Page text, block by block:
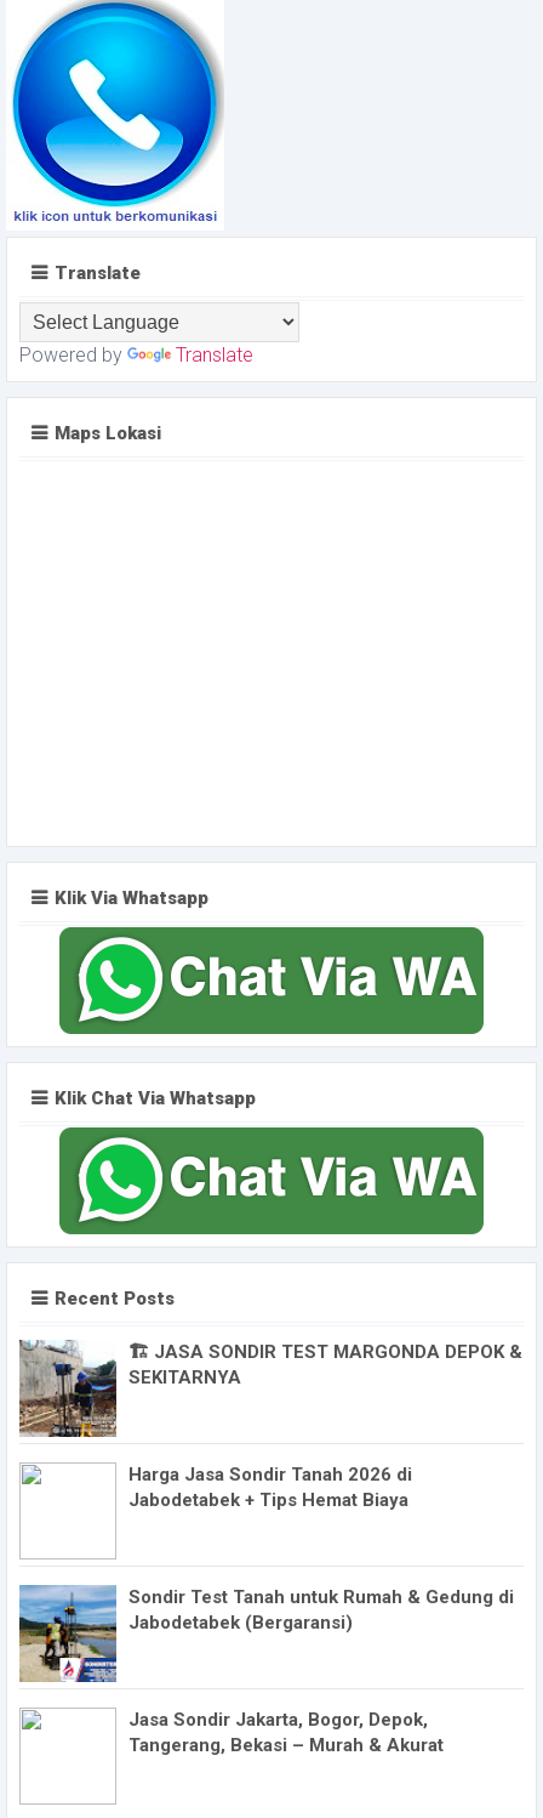
Translate
Powered by Translate
Maps Lokasi
Klik Via Whatsapp
Klik Chat Via Whatsapp
Recent Posts
🏗️ JASA SONDIR TEST MARGONDA DEPOK &
SEKITARNYA
Harga Jasa Sondir Tanah 2026 di
Jabodetabek + Tips Hemat Biaya
Sondir Test Tanah untuk Rumah & Gedung di
Jabodetabek (Bergaransi)
Jasa Sondir Jakarta, Bogor, Depok,
Tangerang, Bekasi – Murah & Akurat